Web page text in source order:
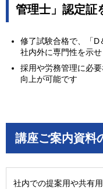
管理士」認定証
修了試験合格で、「D
社内外に専門性を示
採用や労務管理に必
向上が可能です
講座ご案内資料
社内での提案用や共有